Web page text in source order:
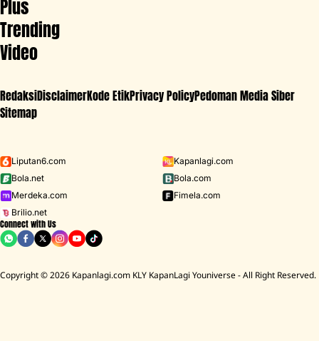
Iklan - Scroll ke bawah untuk melanjutkan
Plus
Trending
Video
RedaksiDisclaimerKode EtikPrivacy PolicyPedoman Media Siber
Sitemap
Liputan6.com
Kapanlagi.com
Bola.net
Bola.com
Merdeka.com
Fimela.com
Brilio.net
Connect with Us
Copyright © 2026 Kapanlagi.com KLY KapanLagi Youniverse - All Right Reserved.
D ACADEMY 8 Raisa
BREAKING
NEWS
Mendiang Diding Boneng Ambruk Rata Dengan Tanah Cerita